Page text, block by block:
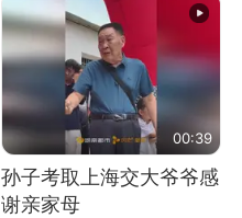
教！
00:39
孙子考取上海交大爷爷感
谢亲家母